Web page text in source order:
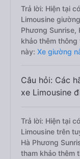
Trả lời: Hiện tại
Limousine
Phương Sunrise,
khảo thêm
này: Xe giường
Câu hỏi: Các
xe Limousine
Trả lời: Hiện tại
Limousine trên
Hà Phương
tham khảo thêm